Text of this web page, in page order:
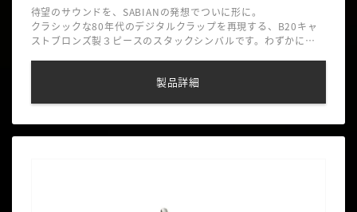
待望のサウンドを、SABIANの発想でついに形に。
クラシックな80年代のデジタルクラップを再現する、B20キャ
ストブロンズ製３ピースのスタックシンバルです。わずかにカ
を抑え、抜けの良いピュアなクラップサウンドが得られます。
製品詳細